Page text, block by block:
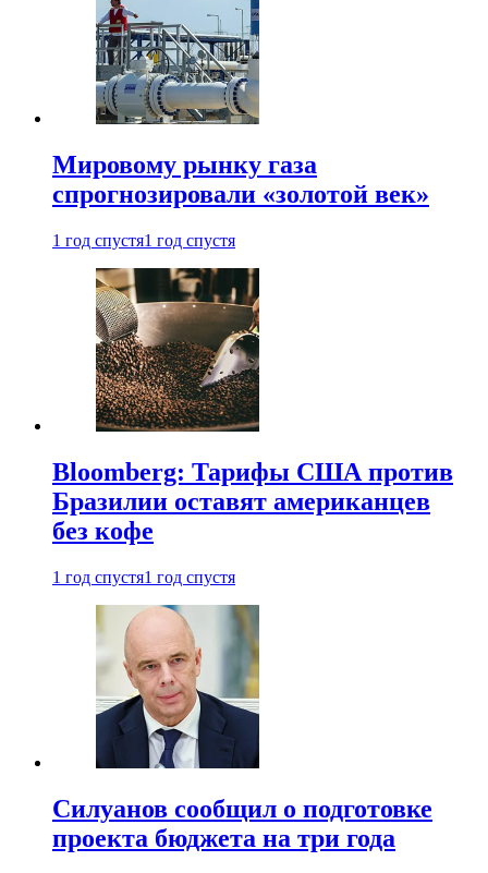
Мировому рынку газа
спрогнозировали «золотой век»
1 год спустя1 год спустя
Bloomberg: Тарифы США против
Бразилии оставят американцев
без кофе
1 год спустя1 год спустя
Силуанов сообщил о подготовке
проекта бюджета на три года